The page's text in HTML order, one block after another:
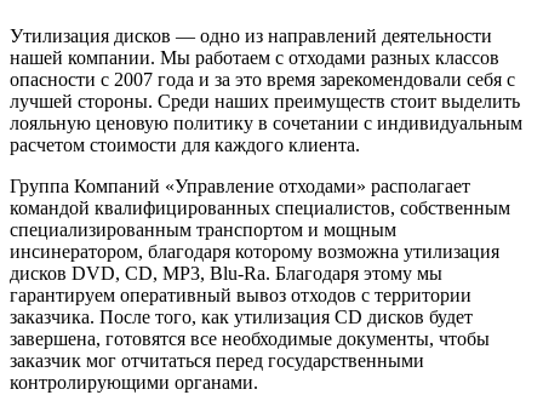
Утилизация дисков — одно из направлений деятельности
нашей компании. Мы работаем с отходами разных классов
опасности с 2007 года и за это время зарекомендовали себя с
лучшей стороны. Среди наших преимуществ стоит выделить
лояльную ценовую политику в сочетании с индивидуальным
расчетом стоимости для каждого клиента.
Группа Компаний «Управление отходами» располагает
командой квалифицированных специалистов, собственным
специализированным транспортом и мощным
инсинератором, благодаря которому возможна утилизация
дисков DVD, CD, MP3, Blu-Ra. Благодаря этому мы
гарантируем оперативный вывоз отходов с территории
заказчика. После того, как утилизация CD дисков будет
завершена, готовятся все необходимые документы, чтобы
заказчик мог отчитаться перед государственными
контролирующими органами.